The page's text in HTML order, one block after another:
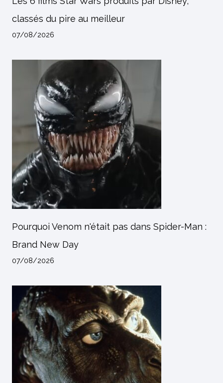
classés du pire au meilleur
07/08/2026
Pourquoi Venom n'était pas dans Spider-Man :
Brand New Day
07/08/2026